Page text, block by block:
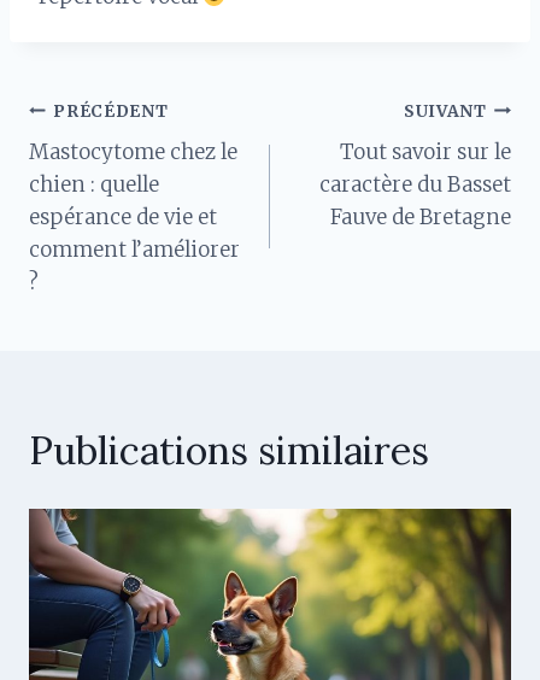
Navigation
de
l’article
PRÉCÉDENT
Mastocytome chez le
chien : quelle
espérance de vie et
comment l’améliorer
?
SUIVANT
Tout savoir sur le
caractère du Basset
Fauve de Bretagne
Publications similaires